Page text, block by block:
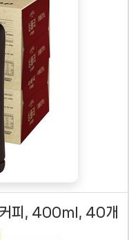
커피, 400ml, 40개